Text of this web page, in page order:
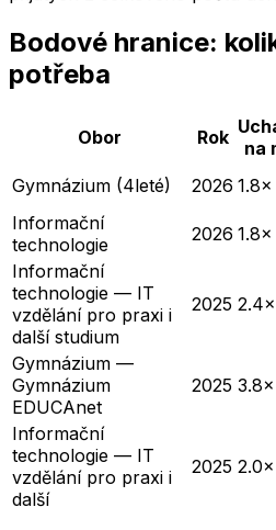
Bodové hranice:
potřeba
Obor Rok
na
Gymnázium (4leté)
2026 1.8×
Informační
technologie
2026 1.8×
Informační
technologie — IT
vzdělání pro praxi i
další studium
2025 2.4×
Gymnázium —
Gymnázium
EDUCAnet
2025 3.8×
Informační
technologie — IT
vzdělání pro praxi i
další
2025 2.0×